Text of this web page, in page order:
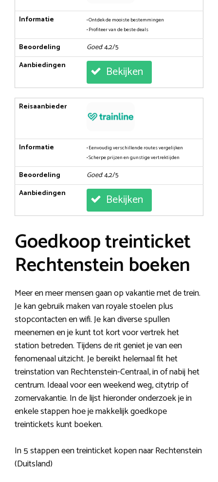
Informatie
• Ontdek de mooiste bestemmingen
• Profiteer van de beste deals
Beoordeling Goed: 4,2/5
Aanbiedingen
Bekijken
Reisaanbieder
Informatie
• Eenvoudig verschillende routes vergelijken
• Scherpe prijzen en gunstige vertrektijden
Beoordeling Goed: 4,2/5
Aanbiedingen
Bekijken
Goedkoop treinticket
Rechtenstein boeken
Meer en meer mensen gaan op vakantie met de trein.
Je kan gebruik maken van royale stoelen plus
stopcontacten en wifi. Je kan diverse spullen
meenemen en je kunt tot kort voor vertrek het
station betreden. Tijdens de rit geniet je van een
fenomenaal uitzicht. Je bereikt helemaal fit het
treinstation van Rechtenstein-Centraal, in of nabij het
centrum. Ideaal voor een weekend weg, citytrip of
zomervakantie. In de lijst hieronder onderzoek je in
enkele stappen hoe je makkelijk goedkope
treintickets kunt boeken.
In 5 stappen een treinticket kopen naar Rechtenstein
(Duitsland)